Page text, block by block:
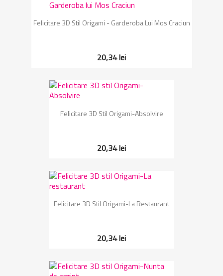
Felicitare 3D Stil Origami - Garderoba Lui Mos Craciun
20,34 lei
Felicitare 3D Stil Origami-Absolvire
20,34 lei
Felicitare 3D Stil Origami-La Restaurant
20,34 lei